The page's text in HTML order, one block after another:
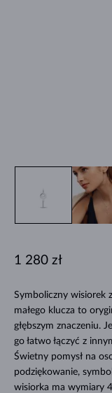
Symboliczny wisiorek
małego klucza to
głębszym znaczeniu.
go łatwo łączyć z
Świetny pomysł na
podziękowanie,
wisiorka ma wymiary
1 280 zł